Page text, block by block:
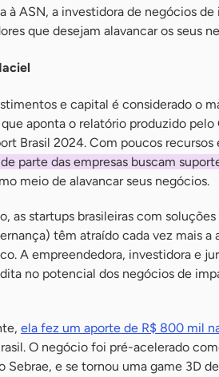
à ASN, a investidora de negócios
que desejam alavancar os seus
e capital é considerado o
aponta o relatório produzido
Brasil 2024. Com poucos
parte das empresas buscam
meio de alavancar seus negócios.
as startups brasileiras com
têm atraído cada vez mais
A empreendedora, investidora e
no potencial dos negócios de
ela fez um aporte de R$ 800 mil
O negócio foi pré-acelerado
Sebrae, e se tornou uma game 3D